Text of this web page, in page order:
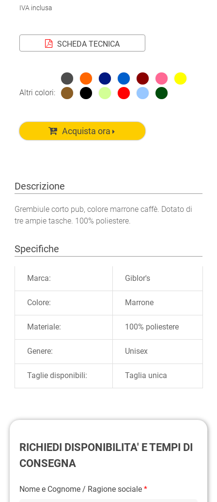
IVA inclusa
SCHEDA TECNICA
Altri colori:
Acquista ora
Descrizione
Grembiule corto pub, colore marrone caffè. Dotato di
tre ampie tasche. 100% poliestere.
Specifiche
Marca: Giblor's
Colore: Marrone
Materiale: 100% poliestere
Genere: Unisex
Taglie disponibili: Taglia unica
RICHIEDI DISPONIBILITA' E TEMPI DI
CONSEGNA
Nome e Cognome / Ragione sociale *